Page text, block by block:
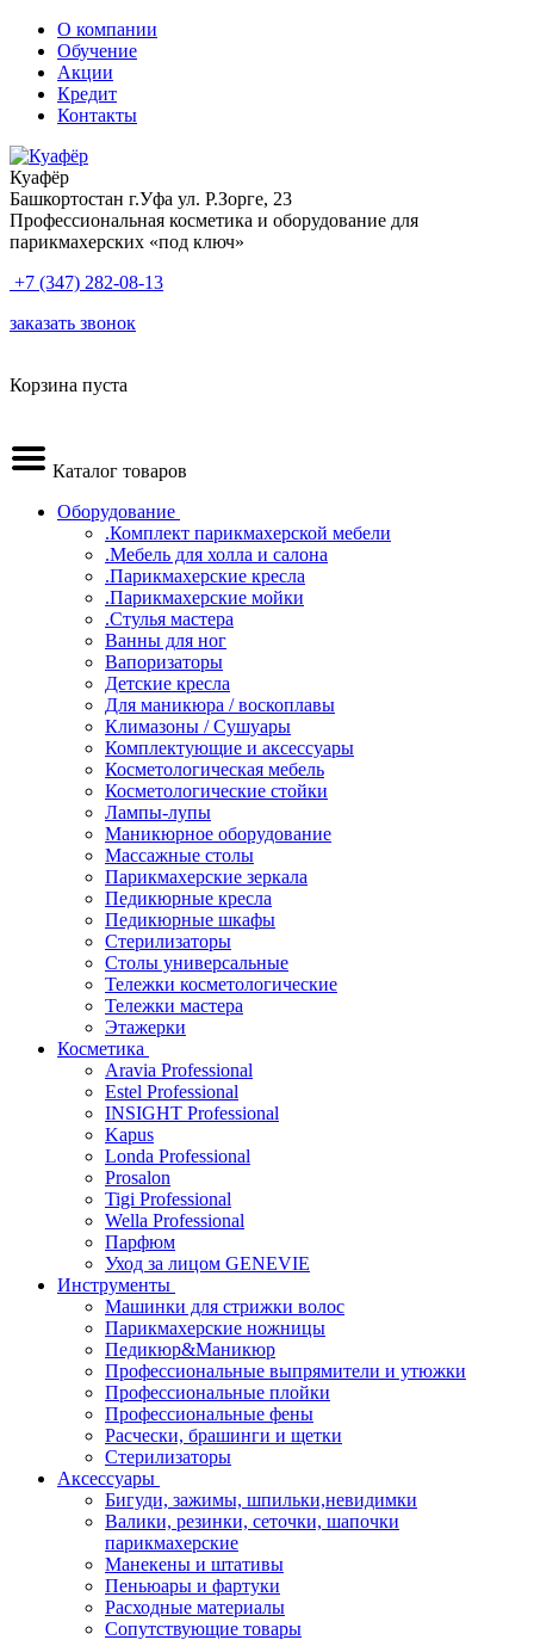
О компании
Обучение
Акции
Кредит
Контакты
Куафёр
Башкортостан г.Уфа ул. Р.Зорге, 23
Профессиональная косметика и оборудование для
парикмахерских «под ключ»
+7 (347) 282-08-13
заказать звонок
Корзина пуста
Каталог товаров
Оборудование
.Комплект парикмахерской мебели
.Мебель для холла и салона
.Парикмахерские кресла
.Парикмахерские мойки
.Стулья мастера
Ванны для ног
Вапоризаторы
Детские кресла
Для маникюра / воскоплавы
Климазоны / Сушуары
Комплектующие и аксессуары
Косметологическая мебель
Косметологические стойки
Лампы-лупы
Маникюрное оборудование
Массажные столы
Парикмахерские зеркала
Педикюрные кресла
Педикюрные шкафы
Стерилизаторы
Столы универсальные
Тележки косметологические
Тележки мастера
Этажерки
Косметика
Aravia Professional
Estel Professional
INSIGHT Professional
Kapus
Londa Professional
Prosalon
Tigi Professional
Wella Professional
Парфюм
Уход за лицом GENEVIE
Инструменты
Машинки для стрижки волос
Парикмахерские ножницы
Педикюр&Маникюр
Профессиональные выпрямители и утюжки
Профессиональные плойки
Профессиональные фены
Расчески, брашинги и щетки
Стерилизаторы
Аксессуары
Бигуди, зажимы, шпильки,невидимки
Валики, резинки, сеточки, шапочки
парикмахерские
Манекены и штативы
Пеньюары и фартуки
Расходные материалы
Сопутствующие товары